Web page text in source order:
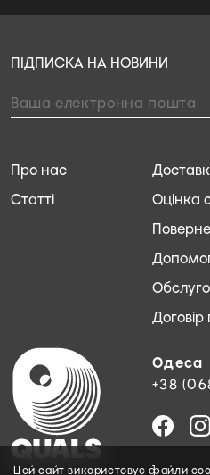
Одеса
+38
Оцінка
Про нас
Статті
ПІДПИСКА НА НОВИНИ
Цей сайт використовує файли